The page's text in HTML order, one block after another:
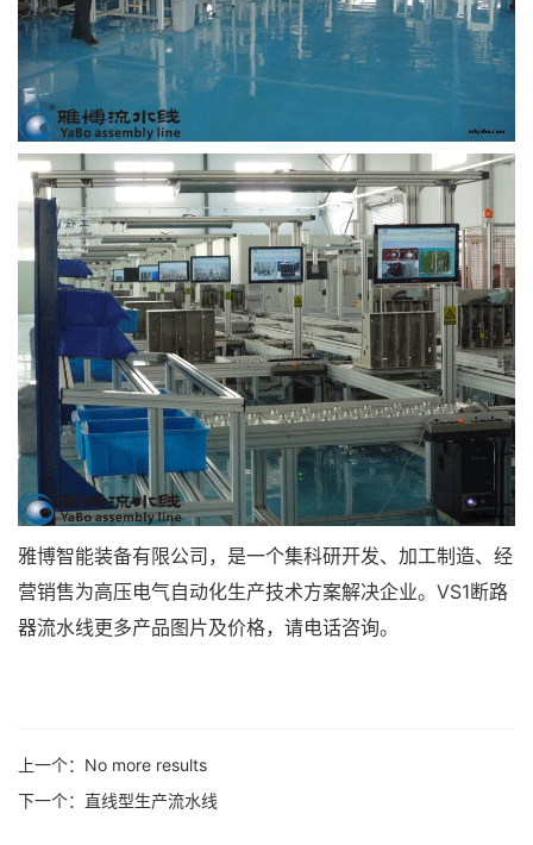
雅博智能装备有限公司，是一个集科研开发、加工制造、经
营销售为高压电气自动化生产技术方案解决企业。VS1断路
器流水线更多产品图片及价格，请电话咨询。
上一个： No more results
下一个： 直线型生产流水线